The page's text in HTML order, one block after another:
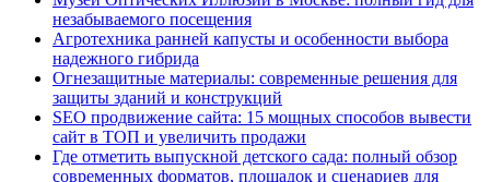
незабываемого посещения
Агротехника ранней капусты и особенности выбора
надежного гибрида
Огнезащитные материалы: современные решения для
защиты зданий и конструкций
SEO продвижение сайта: 15 мощных способов вывести
сайт в ТОП и увеличить продажи
Где отметить выпускной детского сада: полный обзор
современных форматов, площадок и сценариев для